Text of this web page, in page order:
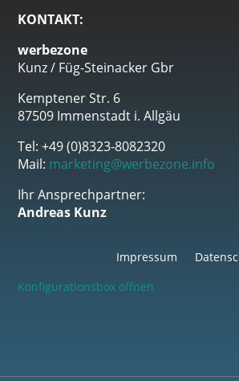
KONTAKT:
werbezone
Kunz / Füg-Steinacker Gbr
Kemptener Str. 6
87509 Immenstadt i. Allgäu
Tel: +49 (0)8323-8082320
Mail: marketing@werbezone.info
Ihr Ansprechpartner:
Andreas Kunz
Impressum
Konfigurationsbox öffnen